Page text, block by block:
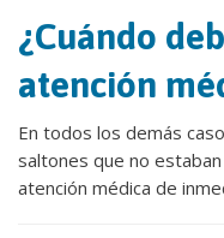
¿Cuándo
atención
En todos los demás
saltones que no
atención médica de